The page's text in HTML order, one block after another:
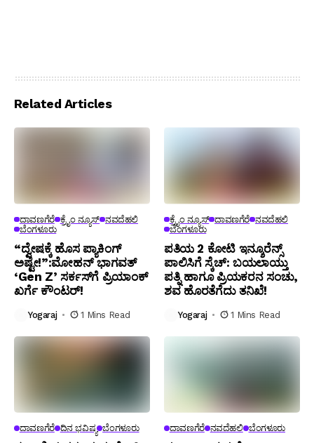
Related Articles
ದಾವಣಗೆರೆ ಕ್ರೈಂ ನ್ಯೂಸ್ ನವದೆಹಲಿ
ಬೆಂಗಳೂರು
“ದ್ವೇಷಕ್ಕೆ ಹೊಸ ಪ್ಯಾಕಿಂಗ್
ಅಷ್ಟೇ!”:ಮೋಹನ್ ಭಾಗವತ್‌
‘Gen Z’ ಸರ್ಕಸ್‌ಗೆ ಪ್ರಿಯಾಂಕ್
ಖರ್ಗೆ ಕೌಂಟರ್!
Yogaraj 1 Mins Read
ಕ್ರೈಂ ನ್ಯೂಸ್ ದಾವಣಗೆರೆ ನವದೆಹಲಿ
ಬೆಂಗಳೂರು
ಪತಿಯ ₹2 ಕೋಟಿ ಇನ್ಶೂರೆನ್ಸ್
ಪಾಲಿಸಿಗೆ ಸ್ಕೆಚ್: ಬಯಲಾಯ್ತು
ಪತ್ನಿ ಹಾಗೂ ಪ್ರಿಯಕರನ ಸಂಚು,
ಶವ ಹೊರತೆಗೆದು ತನಿಖೆ!
Yogaraj 1 Mins Read
ದಾವಣಗೆರೆ ದಿನ ಭವಿಷ್ಯ ಬೆಂಗಳೂರು ದಾವಣಗೆರೆ ನವದೆಹಲಿ ಬೆಂಗಳೂರು